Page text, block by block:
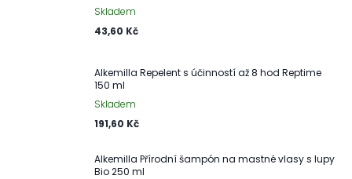
Skladem
43,60 Kč
Alkemilla Repelent s účinností až 8 hod Reptime
150 ml
Skladem
191,60 Kč
Alkemilla Přírodní šampón na mastné vlasy s lupy
Bio 250 ml